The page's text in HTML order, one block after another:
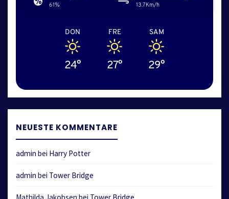
61% 13.7Km/h
DON
24°
FRE
27°
SAM
29°
NEUESTE KOMMENTARE
admin bei Harry Potter
admin bei Tower Bridge